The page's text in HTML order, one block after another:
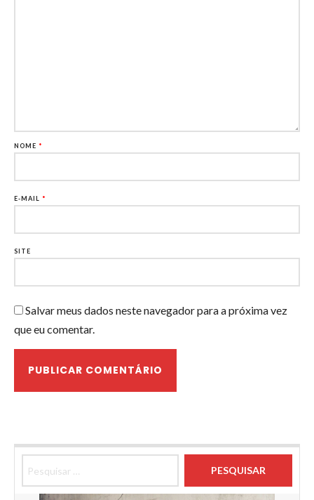
NOME *
E-MAIL *
SITE
Salvar meus dados neste navegador para a próxima vez
que eu comentar.